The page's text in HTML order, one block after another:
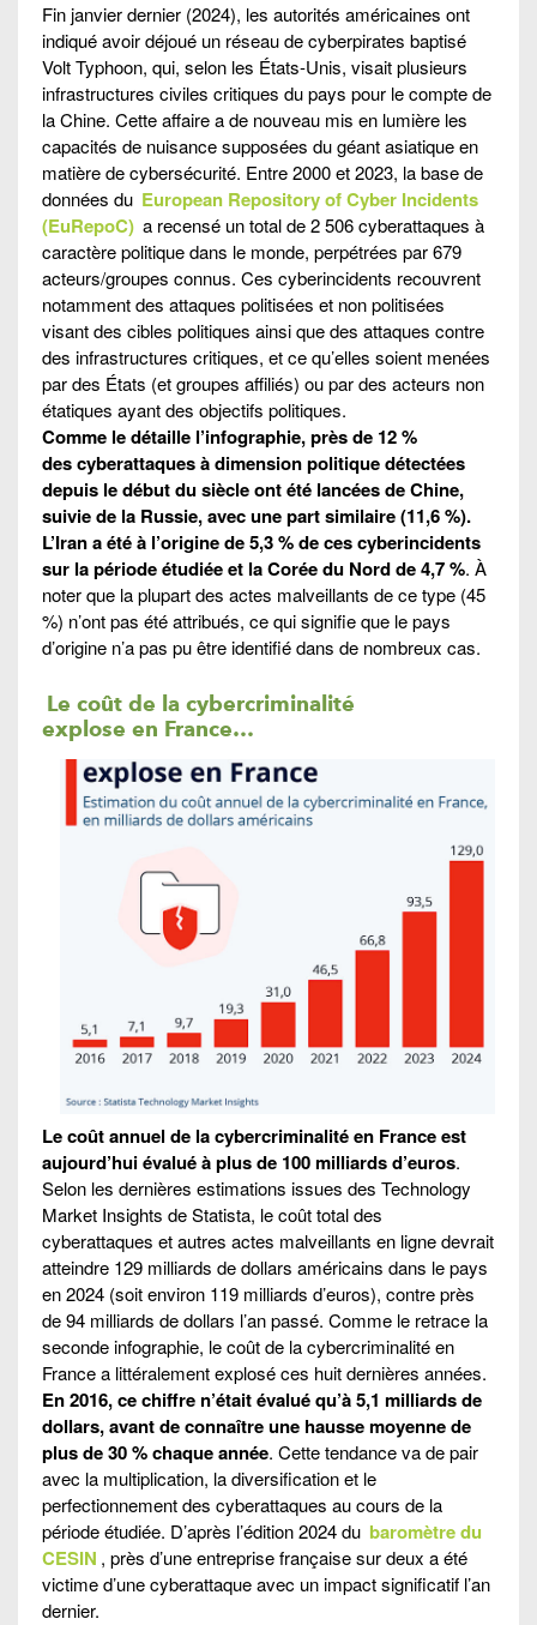
Fin janvier dernier (2024), les autorités américaines ont
indiqué avoir déjoué un réseau de cyberpirates baptisé
Volt Typhoon, qui, selon les États-Unis, visait plusieurs
infrastructures civiles critiques du pays pour le compte de
la Chine. Cette affaire a de nouveau mis en lumière les
capacités de nuisance supposées du géant asiatique en
matière de cybersécurité. Entre 2000 et 2023, la base de
données du European Repository of Cyber Incidents
(EuRepoC) a recensé un total de 2 506 cyberattaques à
caractère politique dans le monde, perpétrées par 679
acteurs/groupes connus. Ces cyberincidents recouvrent
notamment des attaques politisées et non politisées
visant des cibles politiques ainsi que des attaques contre
des infrastructures critiques, et ce qu’elles soient menées
par des États (et groupes affiliés) ou par des acteurs non
étatiques ayant des objectifs politiques.
Comme le détaille l’infographie, près de 12 %
des cyberattaques à dimension politique détectées
depuis le début du siècle ont été lancées de Chine,
suivie de la Russie, avec une part similaire (11,6 %).
L’Iran a été à l’origine de 5,3 % de ces cyberincidents
sur la période étudiée et la Corée du Nord de 4,7 %. À
noter que la plupart des actes malveillants de ce type (45
%) n’ont pas été attribués, ce qui signifie que le pays
d’origine n’a pas pu être identifié dans de nombreux cas.
Le coût de la cybercriminalité
explose en France…
Le coût annuel de la cybercriminalité en France est
aujourd’hui évalué à plus de 100 milliards d’euros.
Selon les dernières estimations issues des Technology
Market Insights de Statista, le coût total des
cyberattaques et autres actes malveillants en ligne devrait
atteindre 129 milliards de dollars américains dans le pays
en 2024 (soit environ 119 milliards d’euros), contre près
de 94 milliards de dollars l’an passé. Comme le retrace la
seconde infographie, le coût de la cybercriminalité en
France a littéralement explosé ces huit dernières années.
En 2016, ce chiffre n’était évalué qu’à 5,1 milliards de
dollars, avant de connaître une hausse moyenne de
plus de 30 % chaque année. Cette tendance va de pair
avec la multiplication, la diversification et le
perfectionnement des cyberattaques au cours de la
période étudiée. D’après l’édition 2024 du baromètre du
CESIN , près d’une entreprise française sur deux a été
victime d’une cyberattaque avec un impact significatif l’an
dernier.